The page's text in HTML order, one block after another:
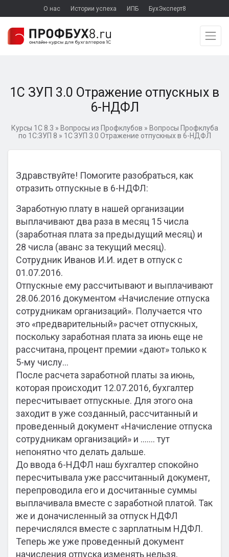
О нас Истории успеха ИПБ БухЭксперт8
1С ЗУП 3.0 Отражение отпускных в
6-НДФЛ
Курсы 1С 8.3 » Вопросы из Профклубов » Вопросы Профклуба
по 1С:ЗУП 8 » 1С ЗУП 3.0 Отражение отпускных в 6-НДФЛ
Здравствуйте! Помогите разобраться, как
отразить отпускные в 6-НДФЛ:
Заработную плату в нашей организации
выплачивают два раза в месяц 15 числа
(заработная плата за предыдущий месяц) и
28 числа (аванс за текущий месяц).
Сотрудник Иванов И.И. идет в отпуск с
01.07.2016.
Отпускные ему рассчитывают и выплачивают
28.06.2016 документом «Начисление отпуска
сотрудникам организаций». Получается что
это «предварительный» расчет отпускных,
поскольку заработная плата за июнь еще не
рассчитана, процент премии «дают» только к
5-му числу…
После расчета заработной платы за июнь,
которая происходит 12.07.2016, бухгалтер
пересчитывает отпускные. Для этого она
заходит в уже созданный, рассчитанный и
проведенный документ «Начисление отпуска
сотрудникам организаций» и ……. тут
непонятно что делать дальше.
До ввода 6-НДФЛ наш бухгалтер спокойно
пересчитывала уже рассчитанный документ,
перепроводила его и досчитанные суммы
выплачивала вместе с заработной платой. Так
же и доначисленный за отпуск НДФЛ
перечислялся вместе с зарплатным НДФЛ.
Теперь же уже проведенный документ
начисления отпуска изменять нельзя,